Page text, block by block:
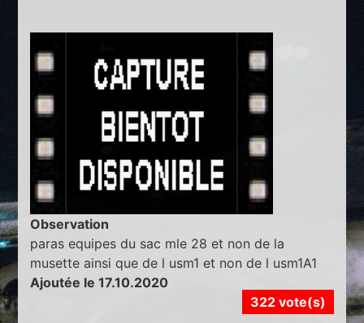
Observation
paras equipes du sac mle 28 et non de la
musette ainsi que de l usm1 et non de l usm1A1
Ajoutée le 17.10.2020
322 vote(s)